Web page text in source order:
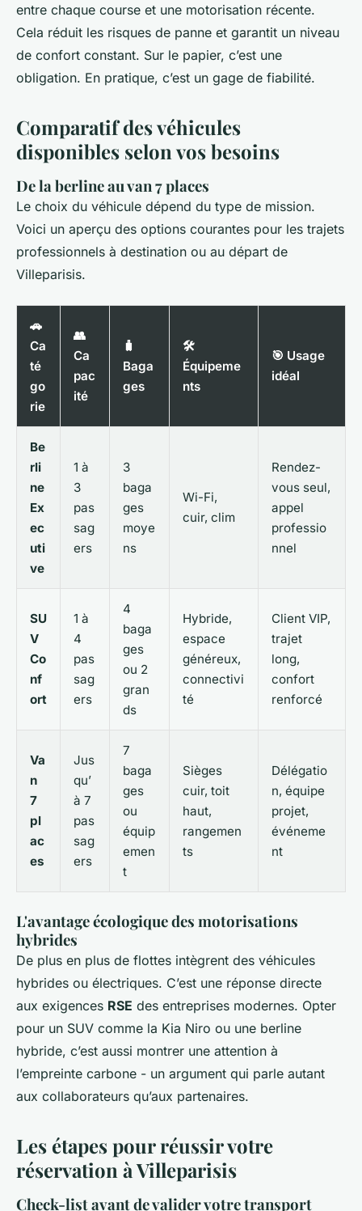
entre chaque course et une motorisation récente.
Cela réduit les risques de panne et garantit un niveau
de confort constant. Sur le papier, c’est une
obligation. En pratique, c’est un gage de fiabilité.
Comparatif des véhicules
disponibles selon vos besoins
De la berline au van 7 places
Le choix du véhicule dépend du type de mission.
Voici un aperçu des options courantes pour les trajets
professionnels à destination ou au départ de
Villeparisis.
🚗
Ca
té
go
rie
👥
Ca
pac
ité
🧳
Baga
ges
🛠️
Équipeme
nts
🎯 Usage
idéal
Be
rli
ne
Ex
ec
uti
ve
1 à
3
pas
sag
ers
3
baga
ges
moye
ns
Wi-Fi,
cuir, clim
Rendez-
vous seul,
appel
professio
nnel
SU
V
Co
nf
ort
1 à
4
pas
sag
ers
4
baga
ges
ou 2
gran
ds
Hybride,
espace
généreux,
connectivi
té
Client VIP,
trajet
long,
confort
renforcé
Va
n
7
pl
ac
es
Jus
qu’
à 7
pas
sag
ers
7
baga
ges
ou
équip
emen
t
Sièges
cuir, toit
haut,
rangemen
ts
Délégatio
n, équipe
projet,
événeme
nt
L'avantage écologique des motorisations
hybrides
De plus en plus de flottes intègrent des véhicules
hybrides ou électriques. C’est une réponse directe
aux exigences RSE des entreprises modernes. Opter
pour un SUV comme la Kia Niro ou une berline
hybride, c’est aussi montrer une attention à
l’empreinte carbone - un argument qui parle autant
aux collaborateurs qu’aux partenaires.
Les étapes pour réussir votre
réservation à Villeparisis
Check-list avant de valider votre transport